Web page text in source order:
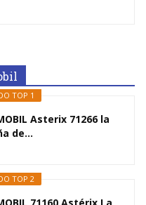
TOP 1
Asterix 71266 la
de...
TOP 2